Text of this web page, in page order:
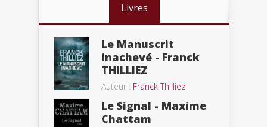
Livres
Le Manuscrit
inachevé - Franck
THILLIEZ
Auteur : Franck Thilliez
Le Signal - Maxime
Chattam